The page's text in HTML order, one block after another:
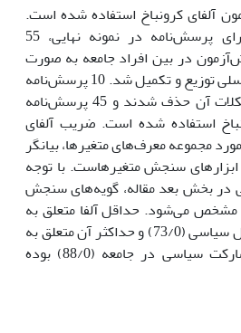
آلفاى کرونباخ استفاده شده است.
بدین منظور قبل از اجراى پرسش‌نامه در نمونه نهایى، 55
در بین افراد جامعه به صورت
کاملا تصادفى به تفکیک نسلى توزیع و تکمیل شد. 10 پرسش‌نامه
به دلیل اشتباهات و مشکلات آن حذف شدند و 45 پرسش‌نامه
استفاده شده است. ضریب آلفاى
مجموعه معرف‌هاى متغیرها، بیانگر
سنجش متغیرهاست. با توجه
در بخش بعد مقاله، گویه‌هاى سنجش
مى‌شود. حداقل آلفا متعلق به
طیف سنجش ارزش تساهل سیاسى (73/0) و حداکثر آن متعلق به
طیف سنجش ارزیابى مشارکت سیاسى در جامعه (88/0) بوده